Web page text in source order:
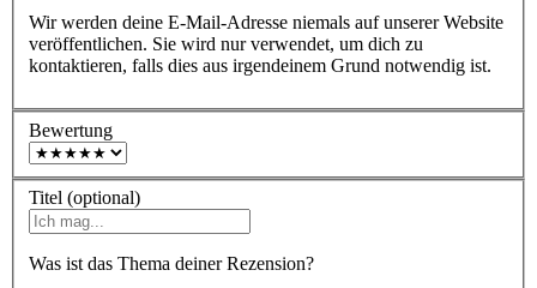
Wir werden deine E-Mail-Adresse niemals auf unserer Website
veröffentlichen. Sie wird nur verwendet, um dich zu
kontaktieren, falls dies aus irgendeinem Grund notwendig ist.
Bewertung
Titel (optional)
Was ist das Thema deiner Rezension?